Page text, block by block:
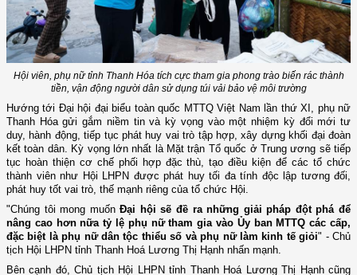
Hội viên, phụ nữ tỉnh Thanh Hóa tích cực tham gia phong trào biến rác thành
tiền, vận động người dân sử dụng túi vải bảo vệ môi trường
Hướng tới Đại hội đại biểu toàn quốc MTTQ Việt Nam lần thứ XI, phụ nữ
Thanh Hóa gửi gắm niềm tin và kỳ vọng vào một nhiệm kỳ đổi mới tư
duy, hành động, tiếp tục phát huy vai trò tập hợp, xây dựng khối đại đoàn
kết toàn dân. Kỳ vọng lớn nhất là Mặt trận Tổ quốc ở Trung ương sẽ tiếp
tục hoàn thiện cơ chế phối hợp đặc thù, tạo điều kiện để các tổ chức
thành viên như Hội LHPN được phát huy tối đa tính độc lập tương đối,
phát huy tốt vai trò, thế mạnh riêng của tổ chức Hội.
"Chúng tôi mong muốnĐại hội sẽ đề ra những giải pháp đột phá để
nâng cao hơn nữa tỷ lệ phụ nữ tham gia vào Ủy ban MTTQ các cấp,
đặc biệt là phụ nữ dân tộc thiểu số và phụ nữ làm kinh tế giỏi" - Chủ
tịch Hội LHPN tỉnh Thanh Hoá Lương Thị Hạnh nhấn mạnh.
Bên cạnh đó, Chủ tịch Hội LHPN tỉnh Thanh Hoá Lương Thị Hạnh cũng